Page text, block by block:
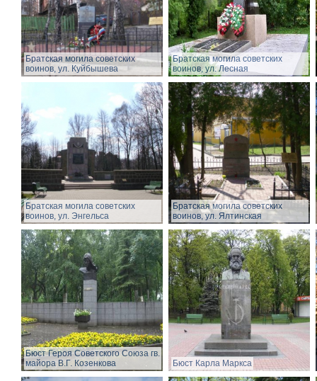
Братская могила советских
воинов, ул. Куйбышева
Братская могила советских
воинов, ул. Лесная
Братская могила советских
воинов, ул. Энгельса
Братская могила советских
воинов, ул. Ялтинская
Бюст Героя Советского Союза гв.
майора В.Г. Козенкова
Бюст Карла Маркса